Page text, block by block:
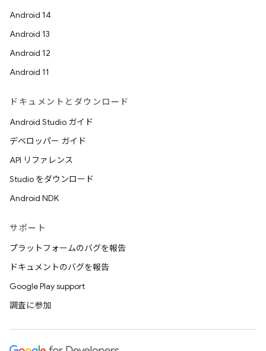
Android 14
Android 13
Android 12
Android 11
ドキュメントとダウンロード
Android Studio ガイド
デベロッパー ガイド
API リファレンス
Studio をダウンロード
Android NDK
サポート
プラットフォームのバグを報告
ドキュメントのバグを報告
Google Play support
調査に参加